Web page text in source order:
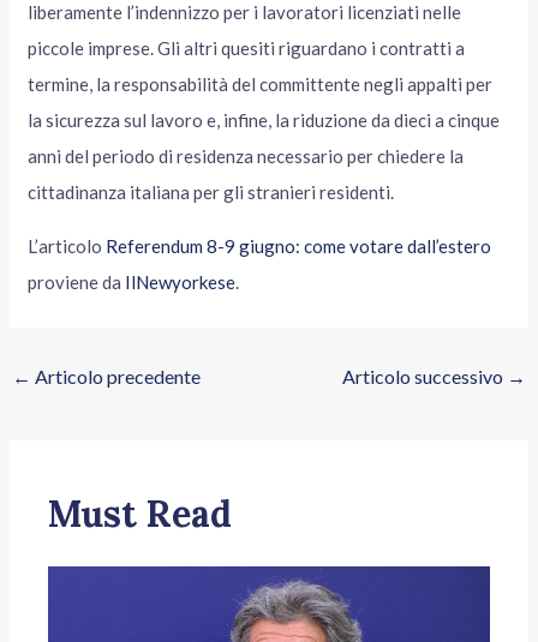
liberamente l’indennizzo per i lavoratori licenziati nelle
piccole imprese. Gli altri quesiti riguardano i contratti a
termine, la responsabilità del committente negli appalti per
la sicurezza sul lavoro e, infine, la riduzione da dieci a cinque
anni del periodo di residenza necessario per chiedere la
cittadinanza italiana per gli stranieri residenti.
L’articolo Referendum 8-9 giugno: come votare dall’estero
proviene da IlNewyorkese.
← Articolo precedente Articolo successivo →
Must Read